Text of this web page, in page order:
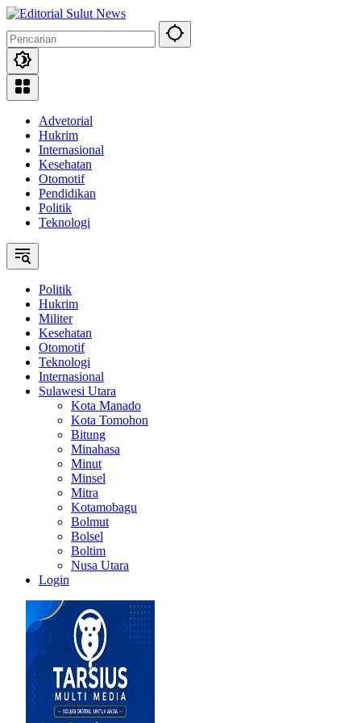
Langsung
konten
Advetorial
Hukrim
Internasional
Kesehatan
Otomotif
Pendidikan
Politik
Teknologi
Politik
Hukrim
Militer
Kesehatan
Otomotif
Teknologi
Internasional
Sulawesi Utara
Kota Manado
Kota Tomohon
Bitung
Minahasa
Minut
Minsel
Mitra
Kotamobagu
Bolmut
Bolsel
Boltim
Nusa Utara
Login